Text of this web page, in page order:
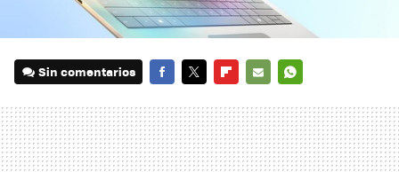
Sin comentarios
MAIL